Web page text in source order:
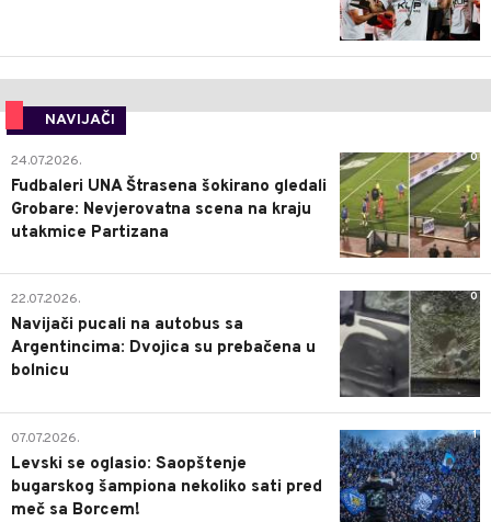
NAVIJAČI
0
24.07.2026.
Fudbaleri UNA Štrasena šokirano gledali
Grobare: Nevjerovatna scena na kraju
utakmice Partizana
0
22.07.2026.
Navijači pucali na autobus sa
Argentincima: Dvojica su prebačena u
bolnicu
1
07.07.2026.
Levski se oglasio: Saopštenje
bugarskog šampiona nekoliko sati pred
meč sa Borcem!